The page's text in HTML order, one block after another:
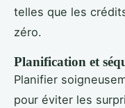
telles que les
zéro.
Planification et
Planifier
pour éviter les